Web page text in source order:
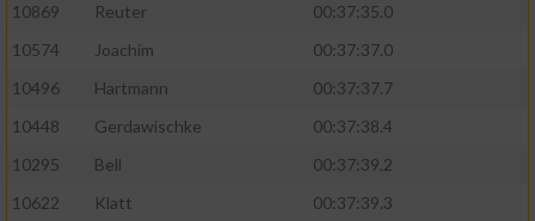
10869
Reuter
00:37:35.0
10574
Joachim
00:37:37.0
10496
Hartmann
00:37:37.7
10448
Gerdawischke
00:37:38.4
10295
Bell
00:37:39.2
10622
Klatt
00:37:39.3